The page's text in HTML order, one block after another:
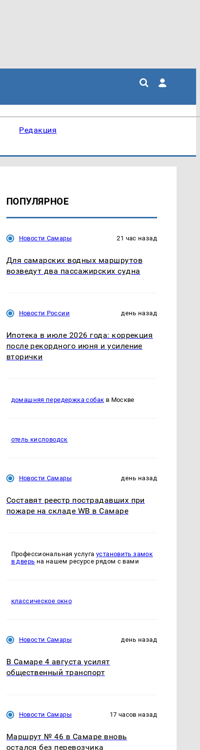
Редакция
ПОПУЛЯРНОЕ
Новости Самары 21 час назад
Для самарских водных маршрутов
возведут два пассажирских судна
Новости России день назад
Ипотека в июле 2026 года: коррекция
после рекордного июня и усиление
вторички
домашняя передержка собак в Москве
отель кисловодск
Новости Самары день назад
Составят реестр пострадавших при
пожаре на складе WB в Самаре
Профессиональная услуга установить замок
в дверь на нашем ресурсе рядом с вами
классическое окно
Новости Самары день назад
В Самаре 4 августа усилят
общественный транспорт
Новости Самары 17 часов назад
Маршрут № 46 в Самаре вновь
остался без перевозчика